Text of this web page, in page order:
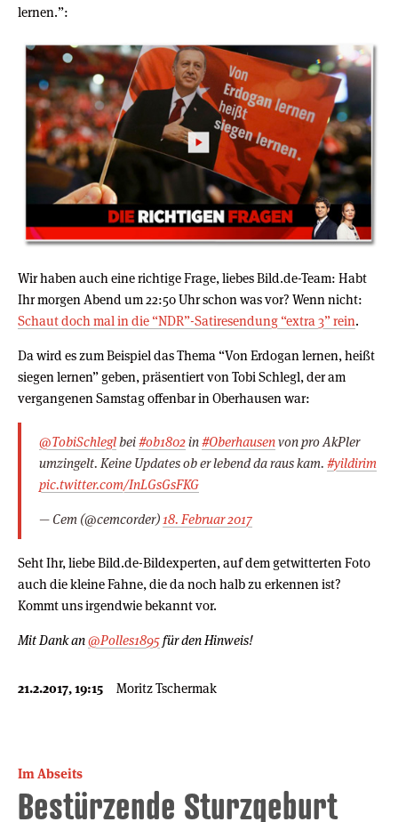
lernen.”:
Wir haben auch eine richtige Frage, liebes Bild.de-Team: Habt
Ihr morgen Abend um 22:50 Uhr schon was vor? Wenn nicht:
Schaut doch mal in die “NDR”-Satiresendung “extra 3” rein.
Da wird es zum Beispiel das Thema “Von Erdogan lernen, heißt
siegen lernen” geben, präsentiert von Tobi Schlegl, der am
vergangenen Samstag offenbar in Oberhausen war:
@TobiSchleglbei#ob1802in#Oberhausenvon pro AkPler
umzingelt. Keine Updates ob er lebend da raus kam. #yildirim
pic.twitter.com/InLGsGsFKG
— Cem (@cemcorder)18. Februar 2017
Seht Ihr, liebe Bild.de-Bildexperten, auf dem getwitterten Foto
auch die kleine Fahne, die da noch halb zu erkennen ist?
Kommt uns irgendwie bekannt vor.
Mit Dank an@Polles1895für den Hinweis!
21.2.2017, 19:15 Moritz Tschermak
Im Abseits
Bestürzende Sturzgeburt